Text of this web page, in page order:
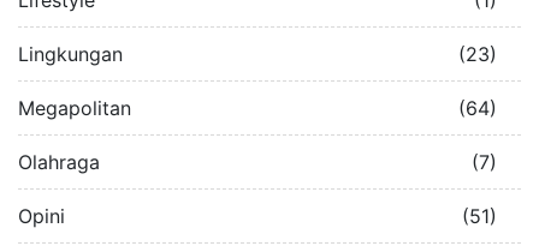
Lingkungan (23)
Megapolitan (64)
Olahraga (7)
Opini (51)